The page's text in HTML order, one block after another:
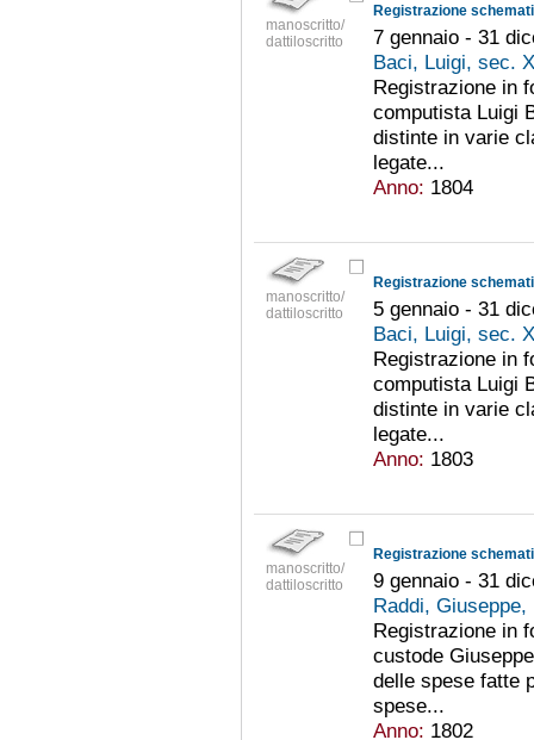
manoscritto/
dattiloscritto
Registrazione
7 gennaio - 31
Baci, Luigi, sec.
Registrazione in
computista Luigi
distinte in varie
legate...
Anno: 1804
manoscritto/
dattiloscritto
Registrazione
5 gennaio - 31
Baci, Luigi, sec.
Registrazione in
computista Luigi
distinte in varie
legate...
Anno: 1803
manoscritto/
dattiloscritto
Registrazione
9 gennaio - 31
Raddi,
Registrazione in
custode
delle spese fatte
spese...
Anno: 1802